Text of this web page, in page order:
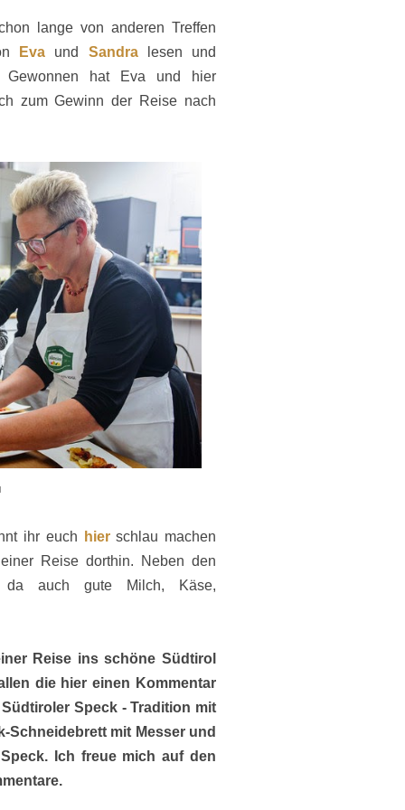
lange von anderen Treffen
Eva und Sandralesen und
Gewonnen hat Eva und hier
zum Gewinn der Reise nach
ihr euch hierschlau machen
Reise dorthin. Neben den
da auch gute Milch, Käse,
Reise ins schöne Südtirol
die hier einen Kommentar
Speck - Tradition mit
Schneidebrett mit Messer und
Ich freue mich auf den